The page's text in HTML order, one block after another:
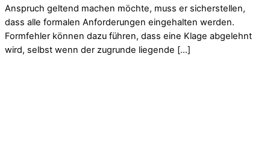
Anspruch geltend machen möchte, muss er sicherstellen,
dass alle formalen Anforderungen eingehalten werden.
Formfehler können dazu führen, dass eine Klage abgelehnt
wird, selbst wenn der zugrunde liegende […]